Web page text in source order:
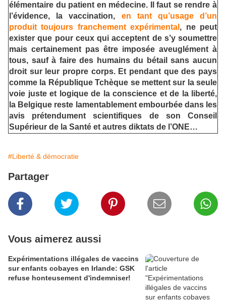
élémentaire du patient en médecine. Il faut se rendre à
l’évidence, la vaccination, en tant qu’usage d’un
produit toujours franchement expérimental , ne peut
exister que pour ceux qui acceptent de s’y soumettre
mais certainement pas être imposée aveuglément à
tous, sauf à faire des humains du bétail sans aucun
droit sur leur propre corps. Et pendant que des pays
comme la République Tchèque se mettent sur la seule
voie juste et logique de la conscience et de la liberté,
la Belgique reste lamentablement embourbée dans les
avis prétendument scientifiques de son Conseil
Supérieur de la Santé et autres diktats de l’ONE…
#Liberté & démocratie
Partager
Vous aimerez aussi
Expérimentations illégales de vaccins
sur enfants cobayes en Irlande: GSK
refuse honteusement d'indemniser!